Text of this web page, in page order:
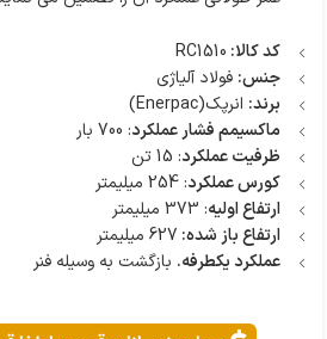
کد کالا: RC1510
جنس: فولاد آلیاژی
برند: انرپک(Enerpac)
ماکسیمم فشار عملکرد: 700 بار
ظرفیت عملکرد: 15 تن
کورس عملکرد: 254 میلیمتر
ارتفاع اولیه: 373 میلیمتر
ارتفاع باز شده: 627 میلیمتر
عملکرد یکطرفه. بازگشت به وسیله فنر